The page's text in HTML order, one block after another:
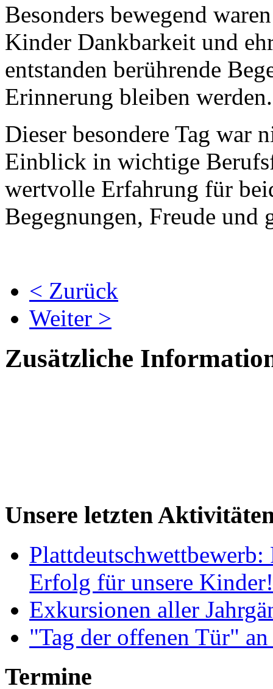
Besonders bewegend
Kinder Dankbarkeit und
entstanden berührende
Erinnerung bleiben werden.
Dieser besondere Tag war
Einblick in wichtige
wertvolle Erfahrung für
Begegnungen, Freude und
< Zurück
Weiter >
Zusätzliche
Unsere letzten
Erfolg für unsere Kinder!
Exkursionen aller
"Tag der offenen Tür"
Termine